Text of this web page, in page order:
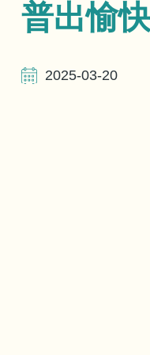
航
連
普出愉
2025-03-20